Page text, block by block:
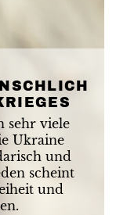
sehr viele
Ukraine
und
scheint
und